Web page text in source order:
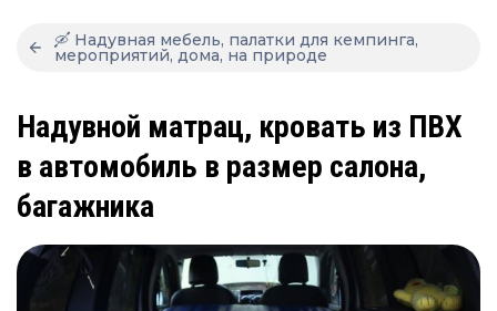
🛶 Надувная мебель, палатки для кемпинга,
мероприятий, дома, на природе
Надувной матрац, кровать из ПВХ
в автомобиль в размер салона,
багажника